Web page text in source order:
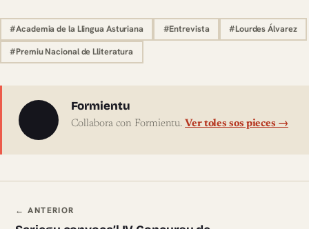
#Academia de la Llingua Asturiana #Entrevista #Lourdes Álvarez
#Premiu Nacional de Lliteratura
Sobre l'autor
Formientu
Collabora con Formientu. Ver toles sos pieces →
Navegación ente pieces
← ANTERIOR